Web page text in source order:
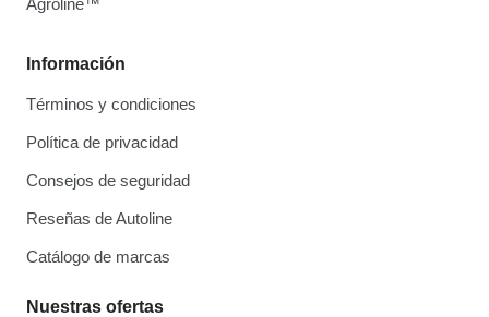
Información
Términos y condiciones
Política de privacidad
Consejos de seguridad
Reseñas de Autoline
Catálogo de marcas
Nuestras ofertas
Agroline™